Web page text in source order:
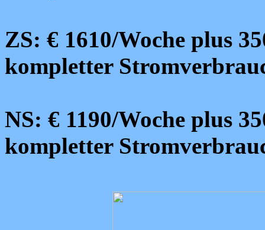
ZS: € 1610/Woche plus
kompletter
NS: € 1190/Woche plus
kompletter